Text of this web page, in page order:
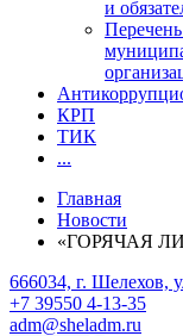
и
КРП
ТИК
...
Главная
Новости
«ГОРЯЧАЯ
666034, г. Шелехов,
+7 39550 4-13-35
adm@sheladm.ru